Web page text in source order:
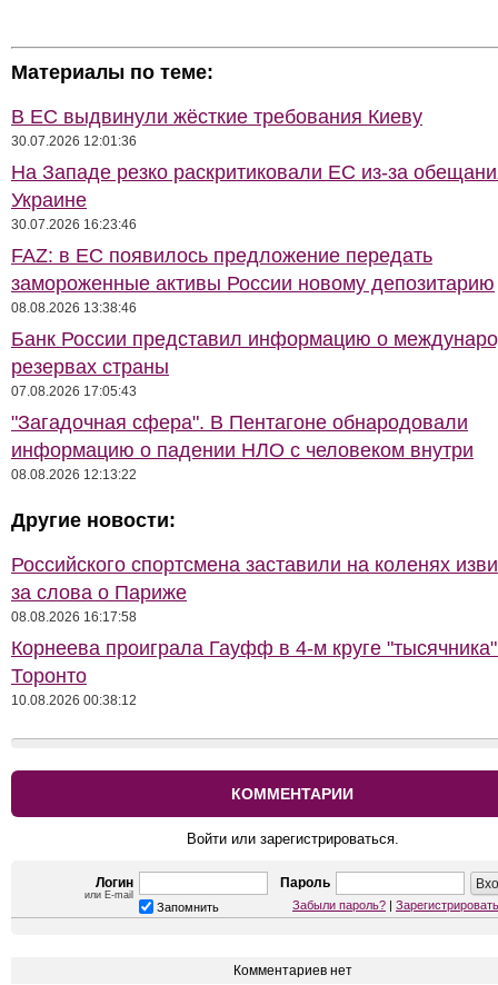
Материалы по теме:
В ЕС выдвинули жёсткие требования Киеву
30.07.2026 12:01:36
На Западе резко раскритиковали ЕС из-за
Украине
30.07.2026 16:23:46
FAZ: в ЕС появилось предложение передать
замороженные активы России новому депозитарию
08.08.2026 13:38:46
Банк России представил информацию о
резервах страны
07.08.2026 17:05:43
"Загадочная сфера". В Пентагоне обнародовали
информацию о падении НЛО с человеком внутри
08.08.2026 12:13:22
Другие новости:
Российского спортсмена заставили на коленях
за слова о Париже
08.08.2026 16:17:58
Корнеева проиграла Гауфф в 4-м круге
Торонто
10.08.2026 00:38:12
КОММЕНТАРИИ
Войти или зарегистрироваться.
Логин
или E-mail
Пароль
Запомнить Забыли пароль? |
Комментариев нет